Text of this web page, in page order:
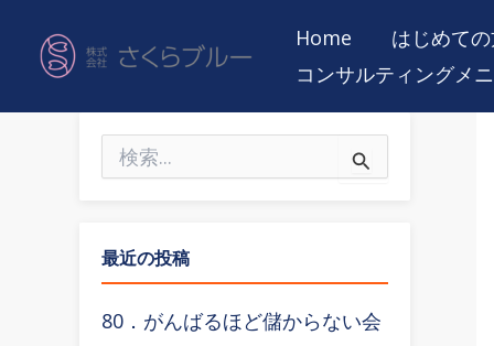
Home
はじめて
コンサルティングメ
索
最近の投稿
80．がんばるほど儲からない会